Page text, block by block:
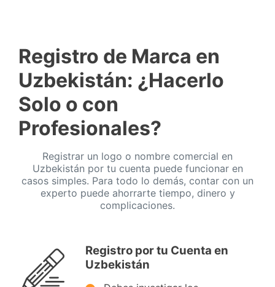
Registro de Marca en
Uzbekistán: ¿Hacerlo
Solo o con
Profesionales?
Registrar un logo o nombre comercial en
Uzbekistán por tu cuenta puede funcionar en
casos simples. Para todo lo demás, contar con un
experto puede ahorrarte tiempo, dinero y
complicaciones.
Registro por tu Cuenta en
Uzbekistán